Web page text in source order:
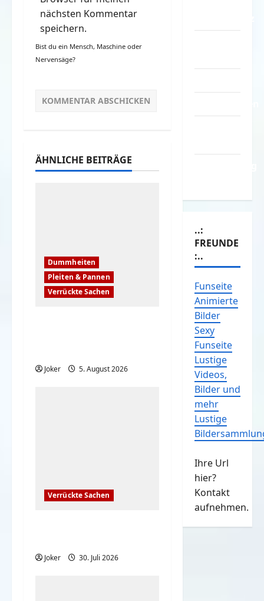
nächsten Kommentar
speichern.
Bist du ein Mensch, Maschine oder
Nervensäge?
ÄHNLICHE BEITRÄGE
Dummheiten
Pleiten & Pannen
Verrückte Sachen
Joker 5. August 2026
Verrückte Sachen
Joker 30. Juli 2026
..:
FREUNDE
:..
Funseite
Animierte
Bilder
Sexy
Funseite
Lustige
Videos,
Bilder und
mehr
Lustige
Ihre Url
hier?
Kontakt
aufnehmen.